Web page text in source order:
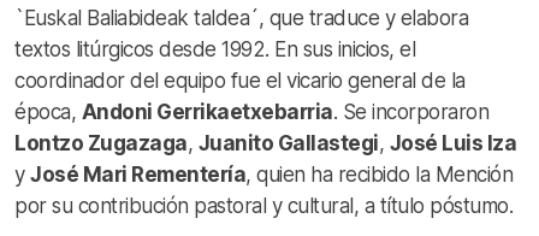
`Euskal Baliabideak taldea´, que traduce y elabora
textos litúrgicos desde 1992. En sus inicios, el
coordinador del equipo fue el vicario general de la
época, Andoni Gerrikaetxebarria. Se incorporaron
Lontzo Zugazaga, Juanito Gallastegi, José Luis Iza
y José Mari Rementería, quien ha recibido la Mención
por su contribución pastoral y cultural, a título póstumo.